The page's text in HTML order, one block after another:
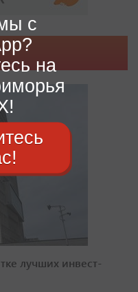
лучших инвест-
с
на